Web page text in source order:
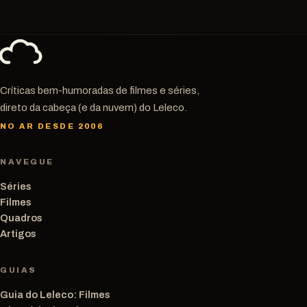
Críticas bem-humoradas de filmes e séries,
direto da cabeça (e da nuvem) do Leleco.
NO AR DESDE 2006
NAVEGUE
Séries
Filmes
Quadros
Artigos
GUIAS
Guia do Leleco: Filmes